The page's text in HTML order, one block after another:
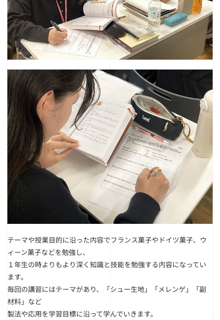
テーマや授業目的に沿った内容でフランス菓子やドイツ菓子、ウ
ィーン菓子などを勉強し、
１年生の時よりもより深く知識と技能を勉強する内容になってい
ます。
毎回の講習にはテーマがあり、「シュー生地」「メレンゲ」「副
材料」など
製法や応用を学習目標に沿って学んでいきます。